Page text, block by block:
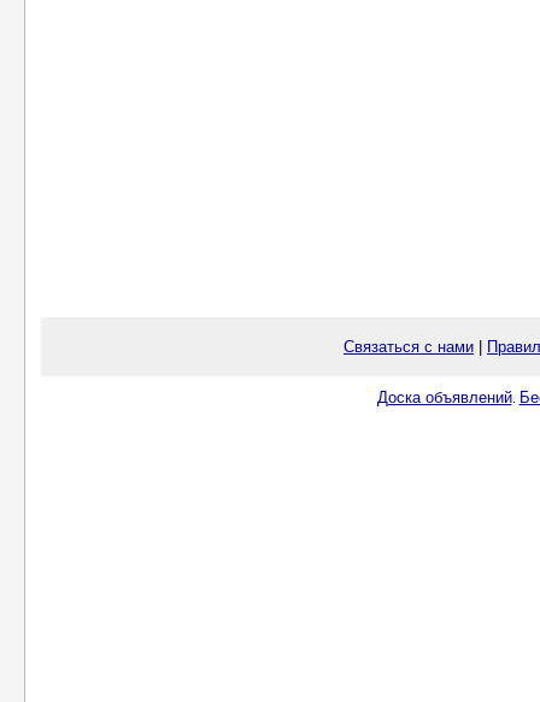
Связаться с нами
Доска объявлений.